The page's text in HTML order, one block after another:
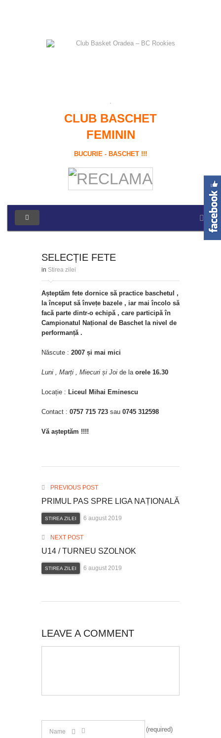
CLUB BASCHET
FEMININ
BUCURIE - BASCHET !!!
SELECȚIE FETE
in Stirea zilei
Așteptăm fete dornice să practice baschetul ,
la început să învețe bazele , iar mai încolo să
facă parte dintr-o echipă , care participă în
Campionatul Național de Baschet la nivel de
performanță .
Născute : 2007 și mai mici
Luni , Marți , Miecuri și Joi de laorele 16.30
Locație : Liceul Mihai Eminescu
Contact : 0757 715 723 sau 0745 312598
Vă așteptăm !!!!
PREVIOUS POST
PRIMUL PAS SPRE LIGA NAȚIONALĂ
STIREA ZILEI 6 august 2019
NEXT POST
U14 / TURNEU SZOLNOK
STIREA ZILEI 6 august 2019
LEAVE A COMMENT
(required)